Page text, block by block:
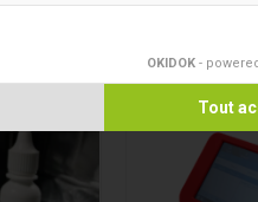
OKIDOK -
Tout